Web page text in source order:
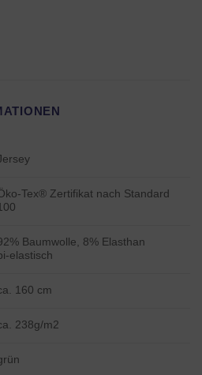
Tex® Zertifikat nach Standard
Baumwolle, 8% Elasthan
elastisch
160 cm
238g/m2